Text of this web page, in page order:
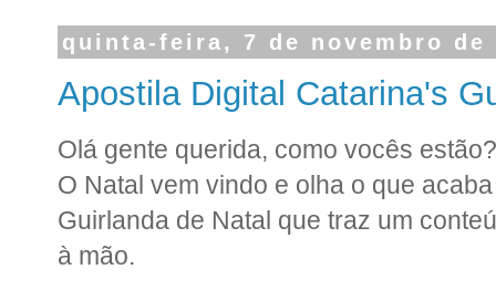
quinta-feira, 7 de novembro de
Apostila Digital Catarina's
Olá gente querida, como vocês estão?
O Natal vem vindo e olha o que
Guirlanda de Natal que traz um
à mão.